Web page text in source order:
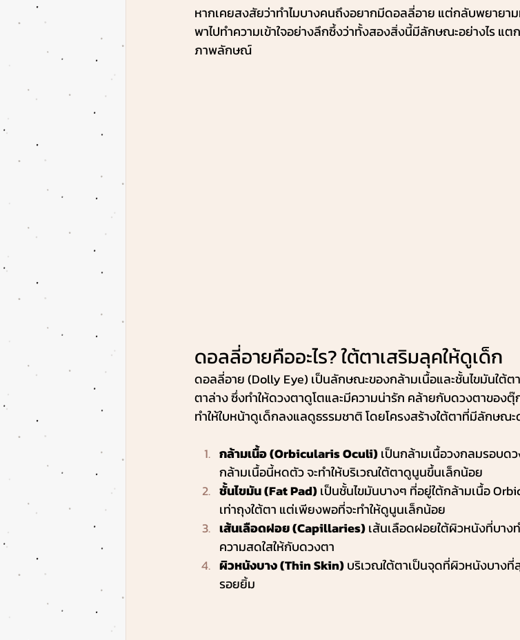
หากเคยสงสัยว่าทำไมบางคนถึงอยากมีดอลลี่อาย แต่กลับพยายา
พาไปทำความเข้าใจอย่างลึกซึ้งว่าทั้งสองสิ่งนี้มีลักษณะอย่างไร แต
ภาพลักษณ์
ดอลลี่อายคืออะไร? ใต้ตาเสริมลุคให้ดูเด็ก
ดอลลี่อาย (Dolly Eye) เป็นลักษณะของกล้ามเนื้อและชั้นไขมันใต้
ตาล่าง ซึ่งทำให้ดวงตาดูโตและมีความน่ารัก คล้ายกับดวงตาของ
ทำให้ใบหน้าดูเด็กลงแลดูธรรมชาติ โดยโครงสร้างใต้ตาที่มีลักษณ
กล้ามเนื้อ (Orbicularis Oculi) เป็นกล้ามเนื้อวงกลมรอบด
กล้ามเนื้อนี้หดตัว จะทำให้บริเวณใต้ตาดูนูนขึ้นเล็กน้อย
ชั้นไขมัน (Fat Pad) เป็นชั้นไขมันบางๆ ที่อยู่ใต้กล้ามเนื้อ
เท่าถุงใต้ตา แต่เพียงพอที่จะทำให้ดูนูนเล็กน้อย
เส้นเลือดฝอย (Capillaries) เส้นเลือดฝอยใต้ผิวหนังที่บา
ความสดใสให้กับดวงตา
ผิวหนังบาง (Thin Skin) บริเวณใต้ตาเป็นจุดที่ผิวหนังบาง
รอยยิ้ม